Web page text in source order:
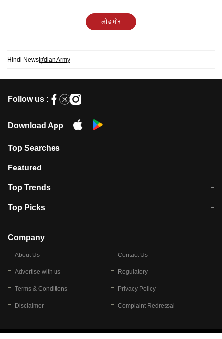
लोड मोर
Hindi News Indian Army
Follow us :
Download App
Top Searches
मुंबई में लगे 'जेन जी' के पोस्टर, लिखा- 'मैं
Featured
10 अगस्त को विधानसभा का घेराव करेंगे
Top Trends
RBI का नया नियम: अब बैंकों को अपनी सभी
Top Picks
बारिश की चेतावनी
Company
About Us Contact Us
Advertise with us Regulatory
Terms & Conditions Privacy Policy
Disclaimer Complaint Redressal